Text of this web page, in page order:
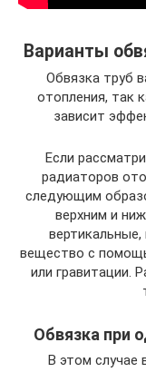
Варианты
Обвязка труб
отопления, так
зависит
Если
радиаторов
следующим
верхним и
вещество с
или гравитации.
Обвязка при
В этом случае